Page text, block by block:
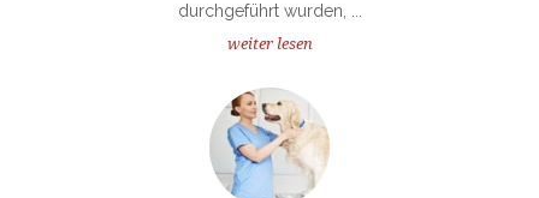
durchgeführt wurden, ...
weiter lesen